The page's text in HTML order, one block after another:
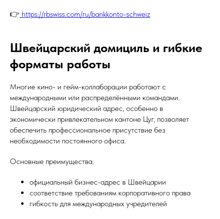
👉 https://rbswiss.com/ru/bankkonto-schweiz
Швейцарский домициль и гибкие
форматы работы
Многие кино- и гейм-коллаборации работают с
международными или распределёнными командами.
Швейцарский юридический адрес, особенно в
экономически привлекательном кантоне Цуг, позволяет
обеспечить профессиональное присутствие без
необходимости постоянного офиса.
Основные преимущества:
официальный бизнес-адрес в Швейцарии
соответствие требованиям корпоративного права
гибкость для международных учредителей